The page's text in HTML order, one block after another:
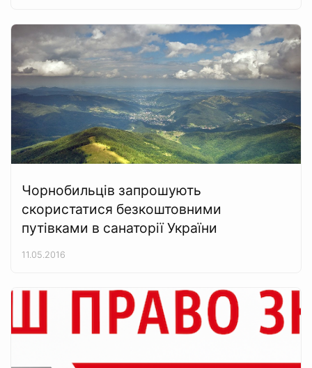
Чорнобильців запрошують
скористатися безкоштовними
путівками в санаторії України
11.05.2016